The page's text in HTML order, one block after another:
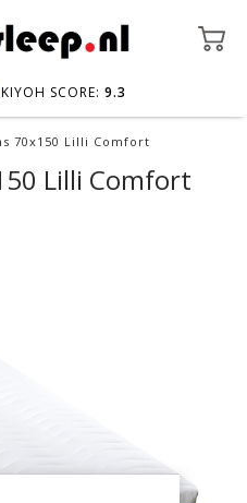
KIYOH SCORE: 9.3
70x150 Lilli Comfort
Lilli Comfort